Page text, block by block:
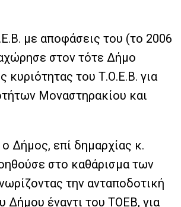
με αποφάσεις του (το 2006
στον τότε Δήμο
κυριότητας του Τ.Ο.Ε.Β. για
Μοναστηρακίου και
Δήμος, επί δημαρχίας κ.
στο καθάρισμα των
την ανταποδοτική
Δήμου έναντι του ΤΟΕΒ, για